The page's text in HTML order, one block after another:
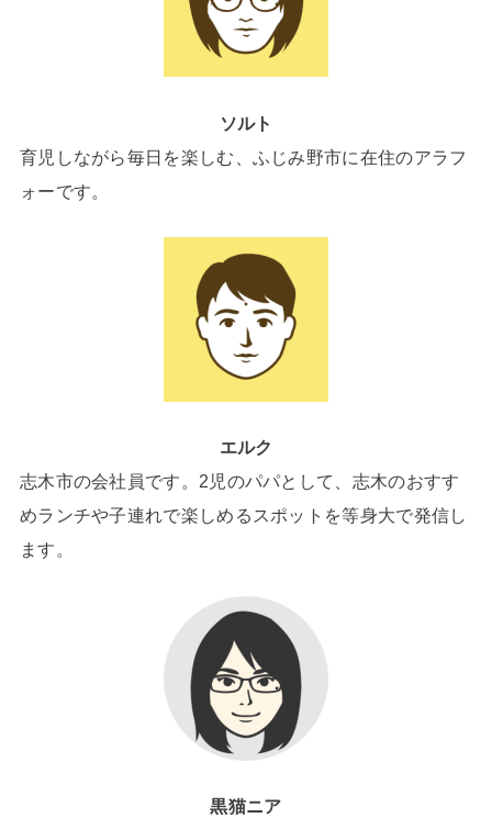
ソルト
育児しながら毎日を楽しむ、ふじみ野市に在住のアラフ
ォーです。
エルク
志木市の会社員です。2児のパパとして、志木のおすす
めランチや子連れで楽しめるスポットを等身大で発信し
ます。
黒猫ニア